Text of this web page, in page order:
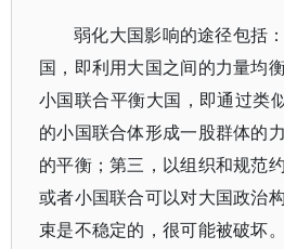
弱化大国影响的途径包括
国，即利用大国之间的力量均
小国联合平衡大国，即通过类
的小国联合体形成一股群体的
的平衡；第三，以组织和规范
或者小国联合可以对大国政治
束是不稳定的，很可能被破坏